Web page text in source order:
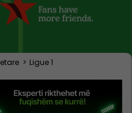
> Ligue 1